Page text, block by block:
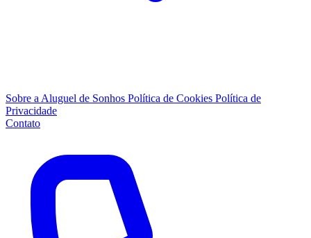
Sobre a Aluguel de Sonhos Política de Cookies Política de
Privacidade
Contato